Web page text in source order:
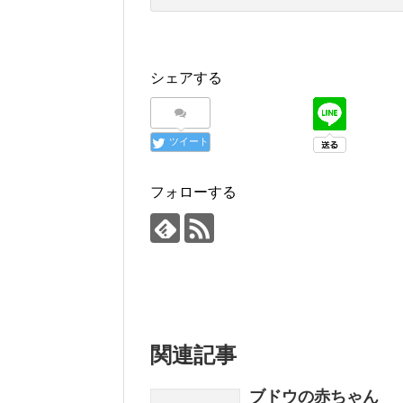
シェアする
ツイート
フォローする
関連記事
ブドウの赤ちゃん